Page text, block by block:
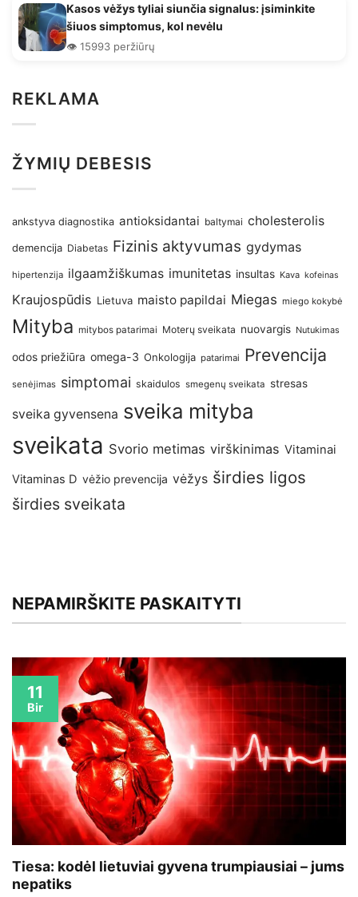
Kasos vėžys tyliai siunčia signalus: įsiminkite
šiuos simptomus, kol nevėlu
👁️ 15993 peržiūrų
REKLAMA
ŽYMIŲ DEBESIS
ankstyva diagnostika antioksidantai baltymai cholesterolis
demencija Diabetas Fizinis aktyvumas gydymas
hipertenzija ilgaamžiškumas imunitetas insultas Kava kofeinas
Kraujospūdis Lietuva maisto papildai Miegas miego kokybė
Mityba mitybos patarimai Moterų sveikata nuovargis Nutukimas
odos priežiūra omega-3 Onkologija patarimai Prevencija
senėjimas simptomai skaidulos smegenų sveikata stresas
sveika gyvensena sveika mityba
sveikata Svorio metimas virškinimas Vitaminai
Vitaminas D vėžio prevencija vėžys širdies ligos
širdies sveikata
NEPAMIRŠKITE PASKAITYTI
Tiesa: kodėl lietuviai gyvena trumpiausiai – jums
nepatiks
11
Bir